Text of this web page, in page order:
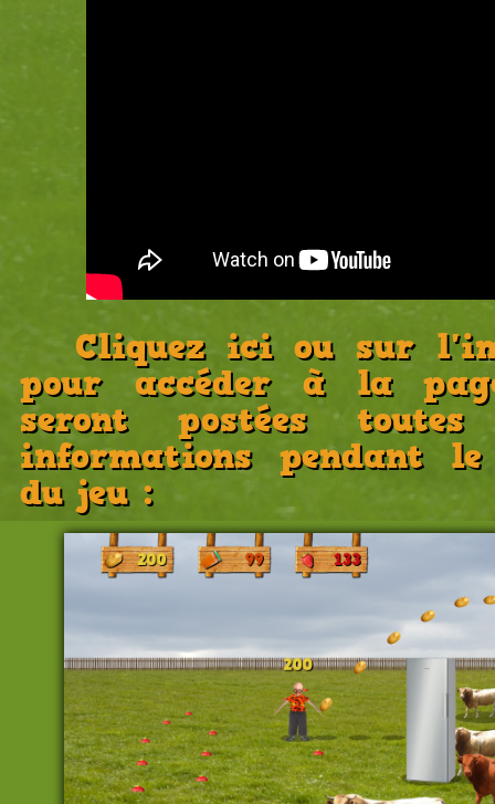
Cliquez ici ou sur
pour accéder à la
seront postées
informations pendant le
du jeu :